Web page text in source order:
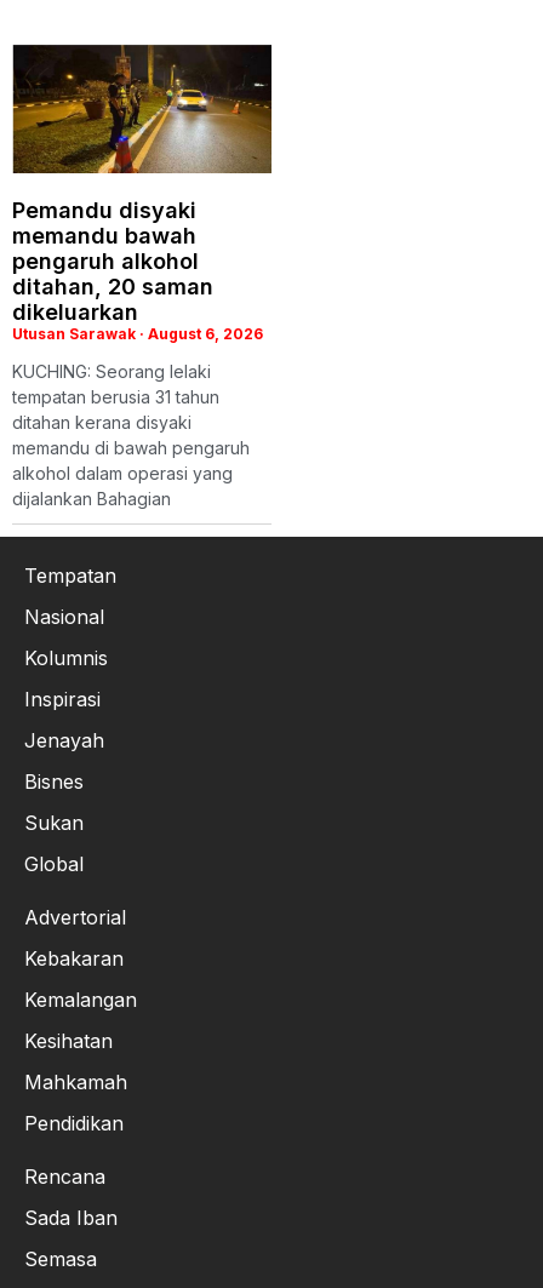
Pemandu disyaki
memandu bawah
pengaruh alkohol
ditahan, 20 saman
dikeluarkan
Utusan Sarawak August 6, 2026
KUCHING: Seorang lelaki
tempatan berusia 31 tahun
ditahan kerana disyaki
memandu di bawah pengaruh
alkohol dalam operasi yang
dijalankan Bahagian
Tempatan
Nasional
Kolumnis
Inspirasi
Jenayah
Bisnes
Sukan
Global
Advertorial
Kebakaran
Kemalangan
Kesihatan
Mahkamah
Pendidikan
Rencana
Sada Iban
Semasa